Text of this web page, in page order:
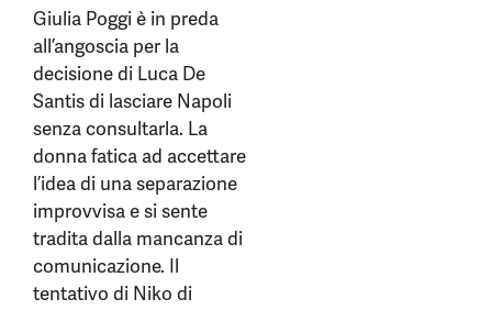
Giulia Poggi è in preda
all’angoscia per la
decisione di Luca De
Santis di lasciare Napoli
senza consultarla. La
donna fatica ad accettare
l’idea di una separazione
improvvisa e si sente
tradita dalla mancanza di
comunicazione. Il
tentativo di Niko di